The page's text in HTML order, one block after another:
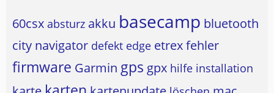
60csx absturz akku basecamp bluetooth
city navigator defekt edge etrexfehler
firmware Garmin gps gpx hilfe installation